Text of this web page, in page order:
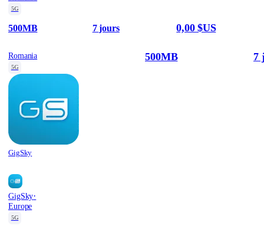
5G
500MB 7 jours 0,00 $US
Romania
5G
GigSky
500MB 7
GigSky·
Europe
5G